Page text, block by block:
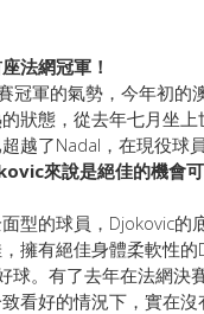
法網冠軍！
冠軍的氣勢，今年初
狀態，從去年七月坐
越了Nadal，在現役球
來說是絕佳的機會
型的球員，Djokovic
擁有絕佳身體柔軟性
球。有了去年在法網決
看好的情況下，實在沒